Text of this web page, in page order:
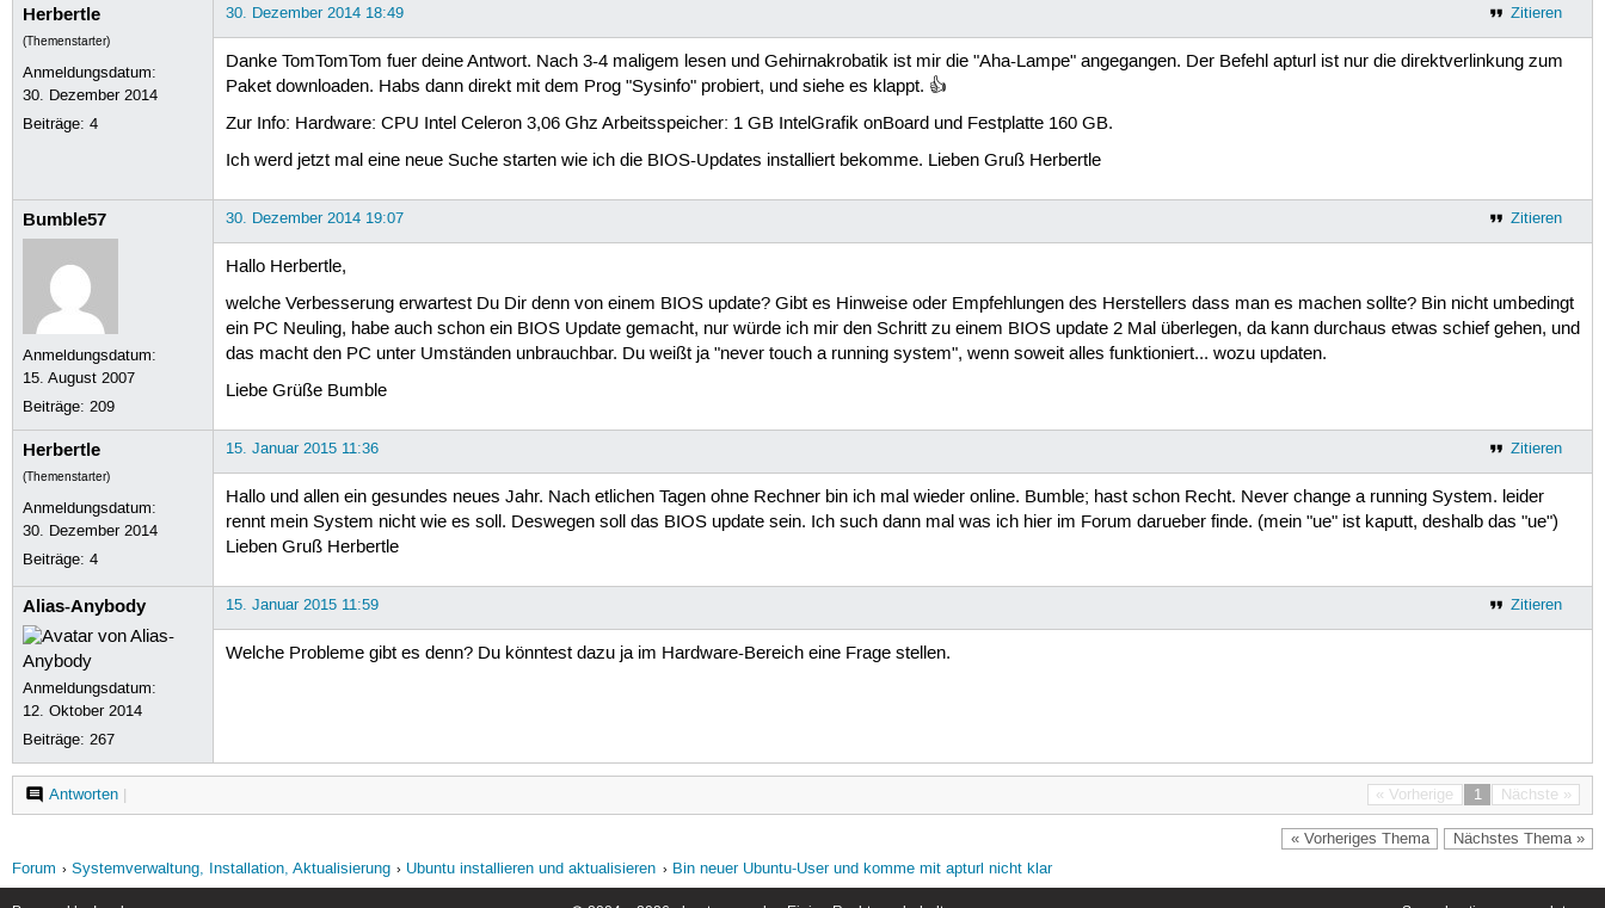
Herbertle
(Themenstarter)
Anmeldungsdatum:
30. Dezember 2014
Beiträge:4
Zitieren
30. Dezember 2014 18:49
Danke TomTomTom fuer deine Antwort. Nach 3-4 maligem lesen und Gehirnakrobatik ist mir die "Aha-Lampe" angegangen. Der Befehl apturl ist nur die direktverlinkung zum
Paket downloaden. Habs dann direkt mit dem Prog "Sysinfo" probiert, und siehe es klappt. 👍
Zur Info: Hardware: CPU Intel Celeron 3,06 Ghz Arbeitsspeicher: 1 GB IntelGrafik onBoard und Festplatte 160 GB.
Ich werd jetzt mal eine neue Suche starten wie ich die BIOS-Updates installiert bekomme. Lieben Gruß Herbertle
Bumble57
Anmeldungsdatum:
15. August 2007
Beiträge:209
Zitieren
30. Dezember 2014 19:07
Hallo Herbertle,
welche Verbesserung erwartest Du Dir denn von einem BIOS update? Gibt es Hinweise oder Empfehlungen des Herstellers dass man es machen sollte? Bin nicht umbedingt
ein PC Neuling, habe auch schon ein BIOS Update gemacht, nur würde ich mir den Schritt zu einem BIOS update 2 Mal überlegen, da kann durchaus etwas schief gehen, und
das macht den PC unter Umständen unbrauchbar. Du weißt ja "never touch a running system", wenn soweit alles funktioniert... wozu updaten.
Liebe Grüße Bumble
Herbertle
(Themenstarter)
Anmeldungsdatum:
30. Dezember 2014
Beiträge:4
Zitieren
15. Januar 2015 11:36
Hallo und allen ein gesundes neues Jahr. Nach etlichen Tagen ohne Rechner bin ich mal wieder online. Bumble; hast schon Recht. Never change a running System. leider
rennt mein System nicht wie es soll. Deswegen soll das BIOS update sein. Ich such dann mal was ich hier im Forum darueber finde. (mein "ue" ist kaputt, deshalb das "ue")
Lieben Gruß Herbertle
Alias-Anybody
Anmeldungsdatum:
12. Oktober 2014
Beiträge:267
Zitieren
15. Januar 2015 11:59
Welche Probleme gibt es denn? Du könntest dazu ja im Hardware-Bereich eine Frage stellen.
« Vorherige 1 Nächste »
Antworten|
« Vorheriges Thema Nächstes Thema »
Forum Systemverwaltung, Installation, Aktualisierung Ubuntu installieren und aktualisieren Bin neuer Ubuntu-User und komme mit apturl nicht klar